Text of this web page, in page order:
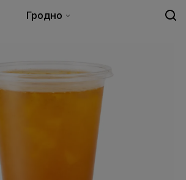
Гродно